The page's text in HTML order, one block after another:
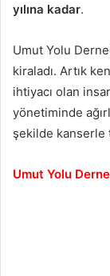
yılına kadar.
Umut Yolu
kiraladı. Artık
ihtiyacı olan
yönetiminde
şekilde kanserle
Umut Yolu